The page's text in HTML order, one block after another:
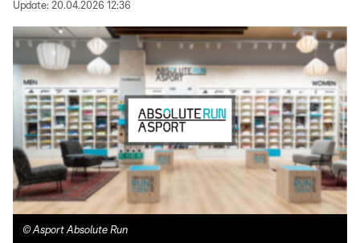
Update: 20.04.2026 12:36
©Asport Absolute Run